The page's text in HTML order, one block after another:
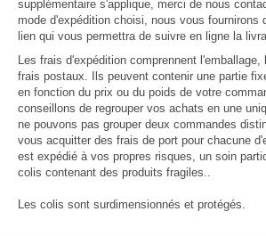
supplémentaire s'applique, merci de nous
mode d'expédition choisi, nous vous fournirons
lien qui vous permettra de suivre en ligne la
Les frais d'expédition comprennent
frais postaux. Ils peuvent contenir une partie
en fonction du prix ou du poids de votre
conseillons de regrouper vos achats en une
ne pouvons pas grouper deux commandes
vous acquitter des frais de port pour chacune
est expédié à vos propres risques, un soin
colis contenant des produits fragiles..
Les colis sont surdimensionnés et protégés.